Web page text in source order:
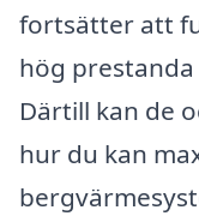
fortsätter att
hög
Därtill kan de
hur du kan